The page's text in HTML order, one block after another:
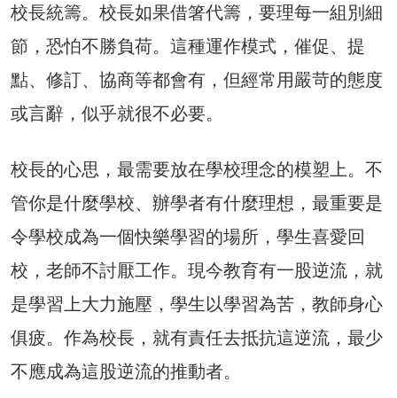
校長統籌。校長如果借箸代籌，要理每一組別細
節，恐怕不勝負荷。這種運作模式，催促、提
點、修訂、協商等都會有，但經常用嚴苛的態度
或言辭，似乎就很不必要。
校長的心思，最需要放在學校理念的模塑上。不
管你是什麼學校、辦學者有什麼理想，最重要是
令學校成為一個快樂學習的場所，學生喜愛回
校，老師不討厭工作。現今教育有一股逆流，就
是學習上大力施壓，學生以學習為苦，教師身心
俱疲。作為校長，就有責任去抵抗這逆流，最少
不應成為這股逆流的推動者。